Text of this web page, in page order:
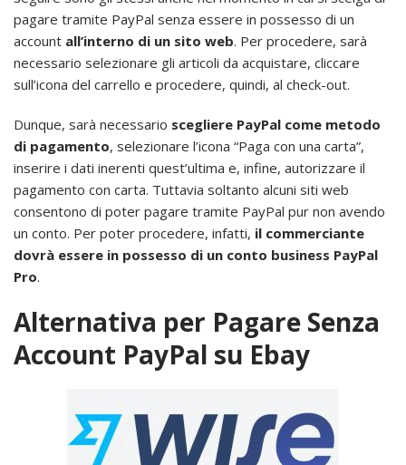
pagare tramite PayPal senza essere in possesso di un
account all’interno di un sito web. Per procedere, sarà
necessario selezionare gli articoli da acquistare, cliccare
sull’icona del carrello e procedere, quindi, al check-out.
Dunque, sarà necessario scegliere PayPal come metodo
di pagamento, selezionare l’icona “Paga con una carta”,
inserire i dati inerenti quest’ultima e, infine, autorizzare il
pagamento con carta. Tuttavia soltanto alcuni siti web
consentono di poter pagare tramite PayPal pur non avendo
un conto. Per poter procedere, infatti, il commerciante
dovrà essere in possesso di un conto business PayPal
Pro.
Alternativa per Pagare Senza
Account PayPal su Ebay